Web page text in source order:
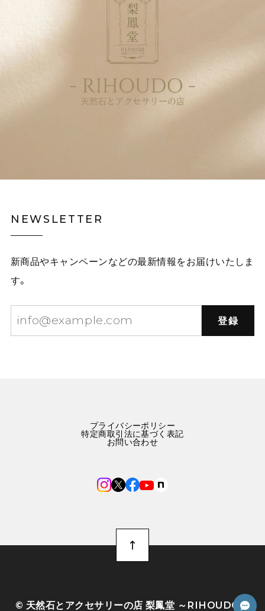
NEWSLETTER
新商品やキャンペーンなどの最新情報をお届けいたしま
す。
登録
プライバシーポリシー
特定商取引法に基づく表記
お問い合わせ
©︎ 天然石とアクセサリーの店 梨鳳堂 ～RIHOUDO～